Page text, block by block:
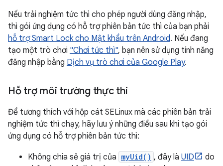
Nếu trải nghiệm tức thì cho phép người dùng đăng nhập,
thì gói ứng dụng có hỗ trợ phiên bản tức thì của bạn phải
hỗ trợ Smart Lock cho Mật khẩu trên Android. Nếu đang
tạo một trò chơi "Chơi tức thì", bạn nên sử dụng tính năng
đăng nhập bằng Dịch vụ trò chơi của Google Play.
Hỗ trợ môi trường thực thi
Để tương thích với hộp cát SELinux mà các phiên bản trải
nghiệm tức thì chạy, hãy lưu ý những điều sau khi tạo gói
ứng dụng có hỗ trợ phiên bản tức thì:
Không chia sẻ giá trị của myUid() , đây là UID
do